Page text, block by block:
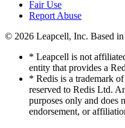
Fair Use
Report Abuse
© 2026 Leapcell, Inc. Based
* Leapcell is not
entity that provides a
* Redis is a trademark
reserved to Redis Ltd.
purposes only and does
endorsement, or